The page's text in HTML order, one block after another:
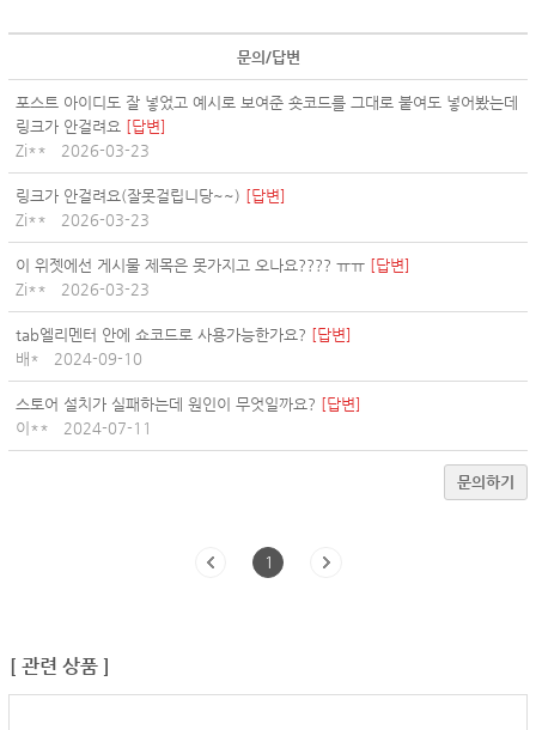
문의/답변
포스트 아이디도 잘 넣었고 예시로 보여준 숏코드를 그대로 붙여도 넣어봤는데
링크가 안걸려요 [답변]
Zi**
2026-03-23
링크가 안걸려요(잘못걸립니당~~) [답변]
Zi**
2026-03-23
이 위젯에선 게시물 제목은 못가지고 오나요???? ㅠㅠ [답변]
Zi**
2026-03-23
tab엘리멘터 안에 쇼코드로 사용가능한가요? [답변]
배*
2024-09-10
스토어 설치가 실패하는데 원인이 무엇일까요? [답변]
이**
2024-07-11
문의하기
1
[ 관련 상품 ]